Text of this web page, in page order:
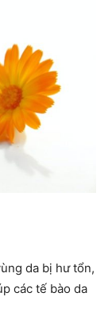
da bị hư tổn,
các tế bào da